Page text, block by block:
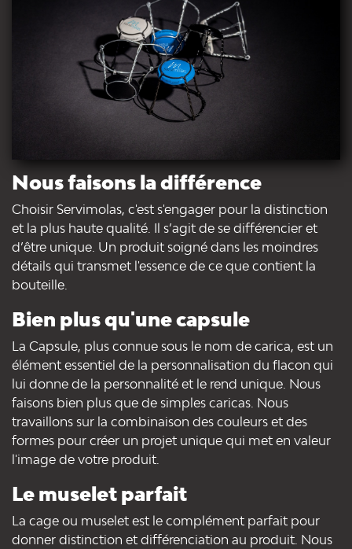
Nous faisons la différence
Choisir Servimolas, c'est s'engager pour la distinction
et la plus haute qualité. Il s’agit de se différencier et
d’être unique. Un produit soigné dans les moindres
détails qui transmet l'essence de ce que contient la
bouteille.
Bien plus qu'une capsule
La Capsule, plus connue sous le nom de carica, est un
élément essentiel de la personnalisation du flacon qui
lui donne de la personnalité et le rend unique. Nous
faisons bien plus que de simples caricas. Nous
travaillons sur la combinaison des couleurs et des
formes pour créer un projet unique qui met en valeur
l'image de votre produit.
Le muselet parfait
La cage ou muselet est le complément parfait pour
donner distinction et différenciation au produit. Nous